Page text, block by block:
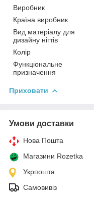
Виробник
Країна виробник
Вид матеріалу для
дизайну нігтів
Колір
Функціональне
призначення
Приховати
Умови доставки
Нова Пошта
Магазини Rozetka
Укрпошта
Самовивіз